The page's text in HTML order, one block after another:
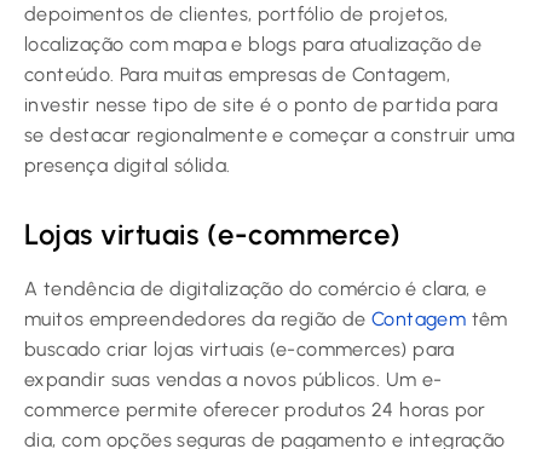
depoimentos de clientes, portfólio de projetos,
localização com mapa e blogs para atualização de
conteúdo. Para muitas empresas de Contagem,
investir nesse tipo de site é o ponto de partida para
se destacar regionalmente e começar a construir uma
presença digital sólida.
Lojas virtuais (e-commerce)
A tendência de digitalização do comércio é clara, e
muitos empreendedores da região de Contagem têm
buscado criar lojas virtuais (e-commerces) para
expandir suas vendas a novos públicos. Um e-
commerce permite oferecer produtos 24 horas por
dia, com opções seguras de pagamento e integração